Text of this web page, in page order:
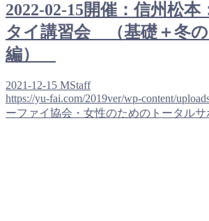
2022-02-15開催：信州松
タイ講習会 （基礎＋冬
編）
2021-12-15 MStaff
https://yu-fai.com/2019ver/wp-content/
ーファイ協会・女性のためのトータルサ